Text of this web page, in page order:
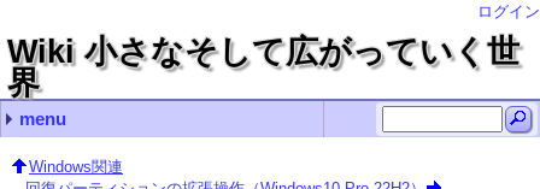
ログイン
Wiki 小さなそして広がっていく世
界
menu
最近の記事
.vimrcの記述例
画面の分割やタブの操作
nohupの使い方
exiftool（CLI付Perlライブラリ）の存在とインストール，
LaTeXで空白記号を出力する
最近のコメント
Debianサーバ構築編 name
bcで指数表示 Hirayama Hirosugu
bcで指数表示 ゴミ情報
usermod ken2kent
adiaryでTeXを使う Hirayama Hirosugu
コンテンツ
Debianに関すること
常用するようなコマンド？
Linuxの各種圧縮・展開コマンド
履歴検索いろいろ 端末でCtrl＋rとたたいた後に
nohupの使い方
管理コマンド
usermod
rsync
analog
crontab
sysv-rc-conf
find
ハードディスクの温度をDebian上で確認する（
cpufreqによるクロック周波数制御
時間制御 cronとat
シェルスクリプト
画像変換
lameでフォルダ内のwavファイルを一括変換する
Wake-on-LANの使い方
manページをPDFファイルに変換するには？
仮想端末を一時的にロックする
Debianのホームディレクトリの名前を日本語から英語に
rootにsuするとファイル名や設定ファイル内の日本語が
.bashrc編集（historyコマンドの保存行数増加とlsコマン
Debianサーバ構築編
adiary
adiaryの導入
adiaryでTeXを使う
adiaryで記事を検索する
画像・各種ファイルのUP
adiaryの画像アップロードについての設定等
Debianのインストール
sshの導入と使い方
apacheのディレクトリ一覧の文字コード指定
Debianデスクトップ構築編
Nautilusの設定
Debian LennyでUSB Audioをデフォルトにする
Debian Lennyでの動画編集
Avidemuxのメモ
Debian LennyでSE-200PCIをデフォルトにする
FirefoxをLennyにインストールする
Debianに自分でインストールしたFirefoxを更新する
プログラミング
GSLの使い方
GSLで簡単プログラミング１
GSLで簡単プログラミング2
totemのプラグインを自作？
Cのコンパイルについて
Borland C++ Compiler 5.5のインストールについて
GlibのWindowsにおけるインストールと…
クロスプラットフォーム
vim置換で改行を使う
文字数カウント
vimの簡単な使い方
vimの設定
vimのキーボードマクロ
置換で使用する正規表現の例
vimで確認しながら置換操作する
ある文字列を囲んでいる記号を別の記号に置換する
Gvimで印刷する
指定した間隔で行頭へ文字列を挿入する
ちょっと前にddで消した行を呼び出す
vimでsyntaxを追加する
vimで折畳みを使う
vimでdiffを使う
vimで行頭に一括で記号を挿入・削除
Windows版GvimでPowerShellを呼び出す．
画面の分割やタブの操作
.vimrcの記述例
GIMP
TeXdvioutのEPS表示設定
dvipdfmx(Debian)のエラー解決
TeX環境の構築
TeXの索引の書式を変更する
hyperrefは読み込ませる順番に気をつけましょう
図のcaptionを再定義する
fancyhdrでヘッダの書式指定
table環境やarray環境で行間を変更する
TeXで図をコード記述位置に強制的に出力する
dviout abort automatic font generation
TeX(LaTeX)のfigure環境で，dpiを考慮した画像幅をポ
scilab
簡単な使い方
数式をラベルに挿入
inkscape
inkscapeで数式
textextの代替
gnuplotのsvg出力でフォントを設定し，inkscapeで編
mplayer
mplayerのプレイリスト
gnuplot
gnuplotを使ってみる（実用編）
bcで指数表示
各種変換
flvファイルから音声抽出
文字コードの変換（nkfを利用して）
mp4ファイルから音声抽出
jpgをepsに変換する
ファイル名の文字コードを変更する convmv
BonTsDemuxをLinux（Debian squeeze）で使う
PNGファイルとJPGファイルをPDFファイルへ変換．
Windows関連
Windows PowerShellでファイル名を一括変更する（
回復パーティションの拡張操作（Windows10 Pro 22H2）
GNU sed をWindowsで使う
robocopyでファイルサーバにバックアップ
花子
OSの再インストール編
Excelのマクロ
Windowsのコマンドプロンプトでファイル検索
キャラ絵でCPU使用率の確認
TvRockの設定（with PT2）
dirコマンドでファイル検索をする
PDFをEPSに一括変換する
MSYSに関するメモ
自転車関連
タグ（あまり機能していません）
Linux (11)
import (112)
TeX (2)
クロスプラットフォーム (2)
vim (3)
未分類 (92)
花子 (2)
(none) (14)
Windows関連